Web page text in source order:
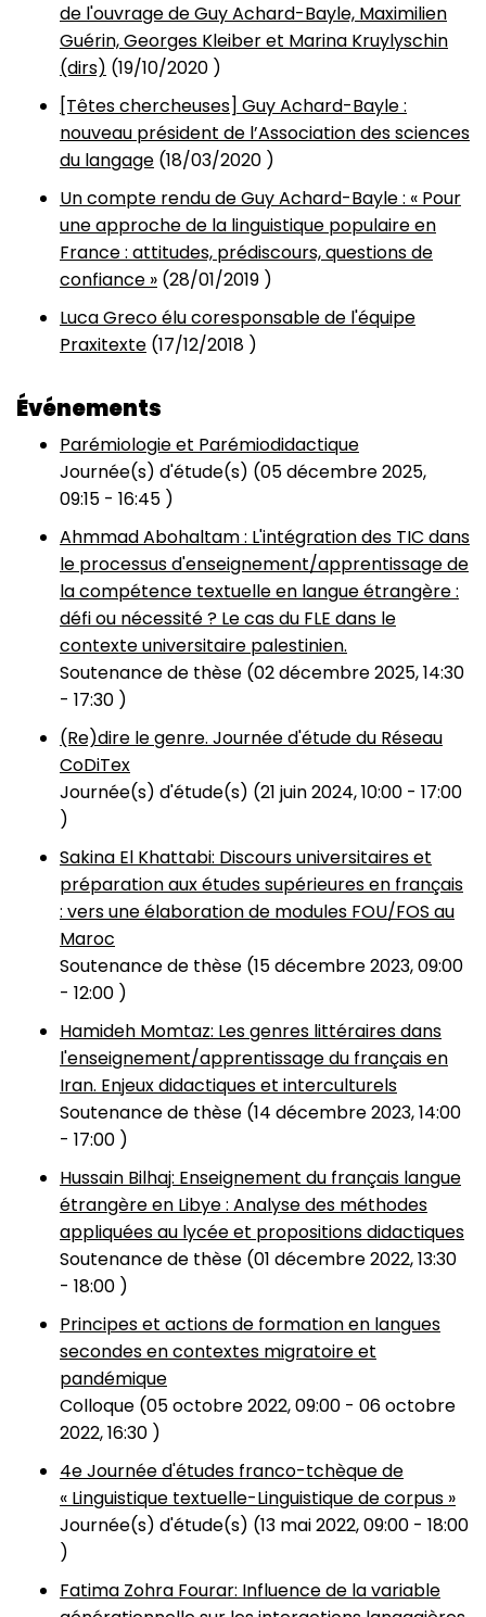
de l'ouvrage de Guy Achard-Bayle, Maximilien
Guérin, Georges Kleiber et Marina Kruylyschin
(dirs) (19/10/2020 )
[Têtes chercheuses] Guy Achard-Bayle :
nouveau président de l’Association des sciences
du langage (18/03/2020 )
Un compte rendu de Guy Achard-Bayle : « Pour
une approche de la linguistique populaire en
France : attitudes, prédiscours, questions de
confiance » (28/01/2019 )
Luca Greco élu coresponsable de l'équipe
Praxitexte (17/12/2018 )
Événements
Parémiologie et Parémiodidactique
Journée(s) d'étude(s) (05 décembre 2025,
09:15 - 16:45 )
Ahmmad Abohaltam : L'intégration des TIC dans
le processus d'enseignement/apprentissage de
la compétence textuelle en langue étrangère :
défi ou nécessité ? Le cas du FLE dans le
contexte universitaire palestinien.
Soutenance de thèse (02 décembre 2025, 14:30
- 17:30 )
(Re)dire le genre. Journée d'étude du Réseau
CoDiTex
Journée(s) d'étude(s) (21 juin 2024, 10:00 - 17:00
)
Sakina El Khattabi: Discours universitaires et
préparation aux études supérieures en français
: vers une élaboration de modules FOU/FOS au
Maroc
Soutenance de thèse (15 décembre 2023, 09:00
- 12:00 )
Hamideh Momtaz: Les genres littéraires dans
l'enseignement/apprentissage du français en
Iran. Enjeux didactiques et interculturels
Soutenance de thèse (14 décembre 2023, 14:00
- 17:00 )
Hussain Bilhaj: Enseignement du français langue
étrangère en Libye : Analyse des méthodes
appliquées au lycée et propositions didactiques
Soutenance de thèse (01 décembre 2022, 13:30
- 18:00 )
Principes et actions de formation en langues
secondes en contextes migratoire et
pandémique
Colloque (05 octobre 2022, 09:00 - 06 octobre
2022, 16:30 )
4e Journée d'études franco-tchèque de
« Linguistique textuelle-Linguistique de corpus »
Journée(s) d'étude(s) (13 mai 2022, 09:00 - 18:00
)
Fatima Zohra Fourar: Influence de la variable